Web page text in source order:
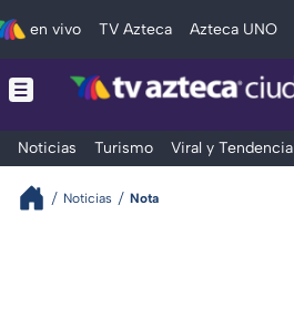
en vivo TV Azteca Azteca UNO
Noticias Turismo Viral y Tendencia
Noticias Nota